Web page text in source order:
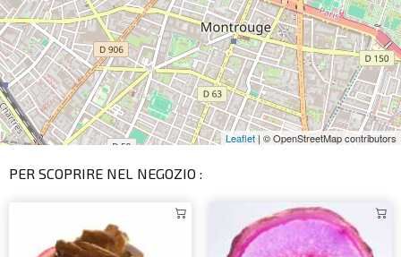
Leaflet | © OpenStreetMap contributors
PER SCOPRIRE NEL NEGOZIO :